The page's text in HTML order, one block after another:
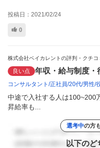
投稿日： 2021/02/24
0
株式会社ベイカレントの評判・クチコ
良い点 年収・給与制度・
コンサルタント 正社員 20代 男性
中途で入社する人は100~200
昇給率も...
選考中の方
以下のど